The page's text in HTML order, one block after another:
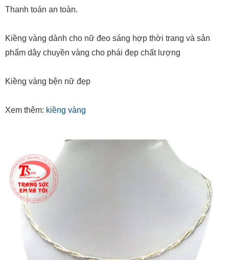
Thanh toán an toàn.
Kiềng vàng dành cho nữ đeo sáng hợp thời trang và sản
phẩm dây chuyền vàng cho phái đẹp chất lượng
Kiềng vàng bện nữ đẹp
Xem thêm: kiềng vàng